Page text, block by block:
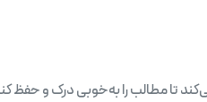
تا مطالب را به‌خوبی درک و حفظ